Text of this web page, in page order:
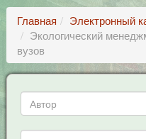
Главная
Электронный
Экологический
вузов